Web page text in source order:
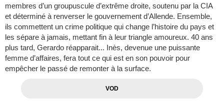
membres d’un groupuscule d’extrême droite, soutenu par la CIA
et déterminé à renverser le gouvernement d’Allende. Ensemble,
ils commettent un crime politique qui change l’histoire du pays et
les sépare à jamais, mettant fin à leur triangle amoureux. 40 ans
plus tard, Gerardo réapparait... Inès, devenue une puissante
femme d’affaires, fera tout ce qui est en son pouvoir pour
empêcher le passé de remonter à la surface.
VOD